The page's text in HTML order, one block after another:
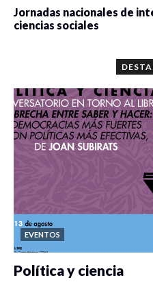
Jornadas nacionales de
ciencias sociales
EVENTOS
Política y ciencia